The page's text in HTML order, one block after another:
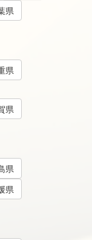
県
県
県
県
県